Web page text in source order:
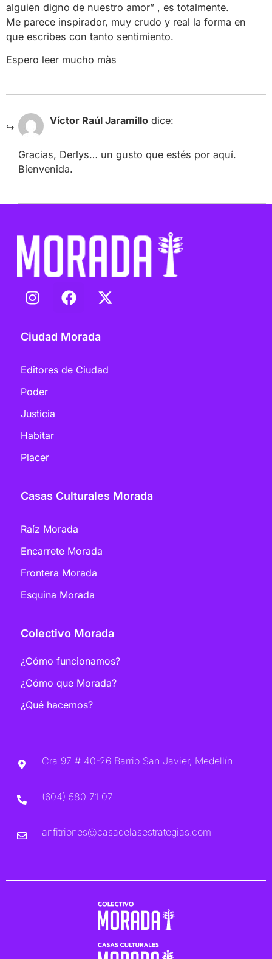
alguien digno de nuestro amor” , es totalmente.
Me parece inspirador, muy crudo y real la forma en
que escribes con tanto sentimiento.
Espero leer mucho màs
Víctor Raúl Jaramillo dice:
Gracias, Derlys… un gusto que estés por aquí.
Bienvenida.
Ciudad Morada
Editores de Ciudad
Poder
Justicia
Habitar
Placer
Casas Culturales Morada
Raíz Morada
Encarrete Morada
Frontera Morada
Esquina Morada
Colectivo Morada
¿Cómo funcionamos?
¿Cómo que Morada?
¿Qué hacemos?
Cra 97 # 40-26 Barrio San Javier, Medellín
(604) 580 71 07
anfitriones@casadelasestrategias.com